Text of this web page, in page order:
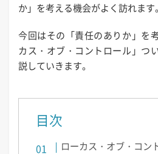
か」を考える機会がよく訪れます。
今回はその「責任のありか」を
カス・オブ・コントロール」つ
説していきます。
目次
ローカス・オブ・コン